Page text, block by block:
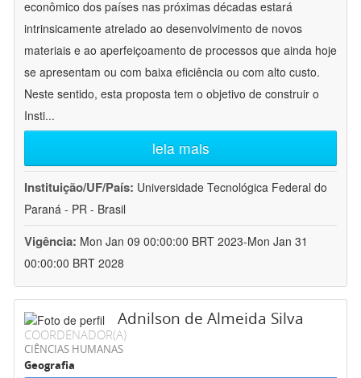
econômico dos países nas próximas décadas estará
intrinsicamente atrelado ao desenvolvimento de novos
materiais e ao aperfeiçoamento de processos que ainda hoje
se apresentam ou com baixa eficiência ou com alto custo.
Neste sentido, esta proposta tem o objetivo de construir o
Insti...
leia mais
Instituição/UF/País: Universidade Tecnológica Federal do
Paraná - PR - Brasil
Vigência: Mon Jan 09 00:00:00 BRT 2023-Mon Jan 31
00:00:00 BRT 2028
Adnilson de Almeida Silva
COORDENADOR(A)
CIÊNCIAS HUMANAS
Geografia